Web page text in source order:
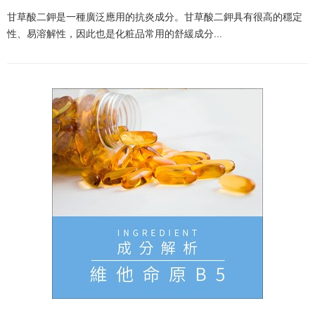
甘草酸二鉀是一種廣泛應用的抗炎成分。甘草酸二鉀具有很高的穩定
性、易溶解性，因此也是化粧品常用的舒緩成分...